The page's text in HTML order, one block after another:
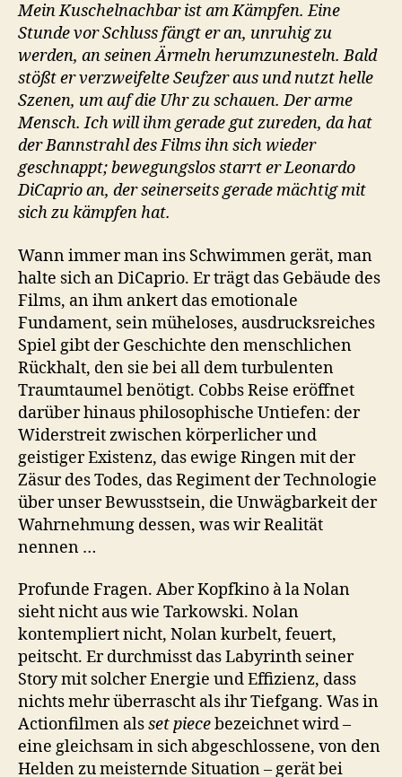
Mein Kuschelnachbar ist am Kämpfen. Eine
Stunde vor Schluss fängt er an, unruhig zu
werden, an seinen Ärmeln herumzunesteln. Bald
stößt er verzweifelte Seufzer aus und nutzt helle
Szenen, um auf die Uhr zu schauen. Der arme
Mensch. Ich will ihm gerade gut zureden, da hat
der Bannstrahl des Films ihn sich wieder
geschnappt; bewegungslos starrt er Leonardo
DiCaprio an, der seinerseits gerade mächtig mit
sich zu kämpfen hat.
Wann immer man ins Schwimmen gerät, man
halte sich an DiCaprio. Er trägt das Gebäude des
Films, an ihm ankert das emotionale
Fundament, sein müheloses, ausdrucksreiches
Spiel gibt der Geschichte den menschlichen
Rückhalt, den sie bei all dem turbulenten
Traumtaumel benötigt. Cobbs Reise eröffnet
darüber hinaus philosophische Untiefen: der
Widerstreit zwischen körperlicher und
geistiger Existenz, das ewige Ringen mit der
Zäsur des Todes, das Regiment der Technologie
über unser Bewusstsein, die Unwägbarkeit der
Wahrnehmung dessen, was wir Realität
nennen …
Profunde Fragen. Aber Kopfkino à la Nolan
sieht nicht aus wie Tarkowski. Nolan
kontempliert nicht, Nolan kurbelt, feuert,
peitscht. Er durchmisst das Labyrinth seiner
Story mit solcher Energie und Effizienz, dass
nichts mehr überrascht als ihr Tiefgang. Was in
Actionfilmen alsset piecebezeichnet wird –
eine gleichsam in sich abgeschlossene, von den
Helden zu meisternde Situation – gerät bei